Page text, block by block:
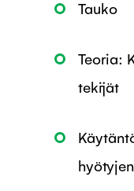
Tauko
Teoria:
tekijät